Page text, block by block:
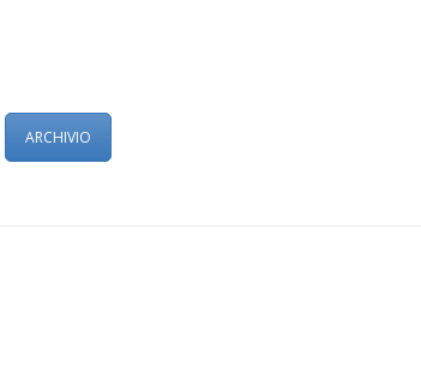
ARCHIVIO